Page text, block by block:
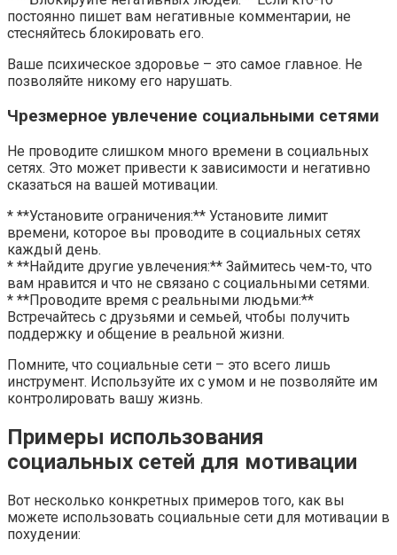
постоянно пишет вам негативные комментарии, не
стесняйтесь блокировать его.
Ваше психическое здоровье – это самое главное. Не
позволяйте никому его нарушать.
Чрезмерное увлечение социальными сетями
Не проводите слишком много времени в социальных
сетях. Это может привести к зависимости и негативно
сказаться на вашей мотивации.
* **Установите ограничения:** Установите лимит
времени, которое вы проводите в социальных сетях
каждый день.
* **Найдите другие увлечения:** Займитесь чем-то, что
вам нравится и что не связано с социальными сетями.
* **Проводите время с реальными людьми:**
Встречайтесь с друзьями и семьей, чтобы получить
поддержку и общение в реальной жизни.
Помните, что социальные сети – это всего лишь
инструмент. Используйте их с умом и не позволяйте им
контролировать вашу жизнь.
Примеры использования
социальных сетей для мотивации
Вот несколько конкретных примеров того, как вы
можете использовать социальные сети для мотивации в
похудении: